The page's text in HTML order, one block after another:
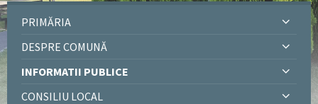
PRIMĂRIA
DESPRE COMUNĂ
INFORMATII PUBLICE
CONSILIU LOCAL